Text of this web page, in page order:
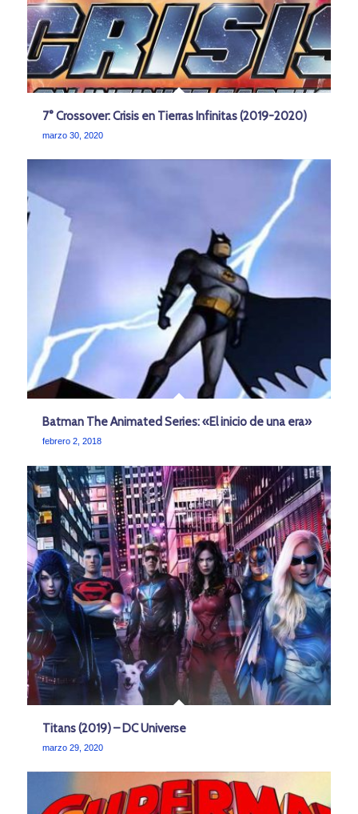
7° Crossover: Crisis en Tierras Infinitas (2019-2020)
marzo 30, 2020
Batman The Animated Series: «El inicio de una era»
febrero 2, 2018
Titans (2019) – DC Universe
marzo 29, 2020